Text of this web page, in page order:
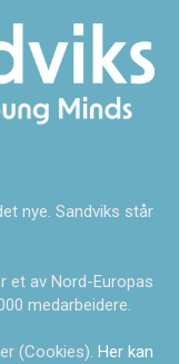
nye. Sandviks står
et av Nord-Europas
medarbeidere.
(Cookies). Her kan